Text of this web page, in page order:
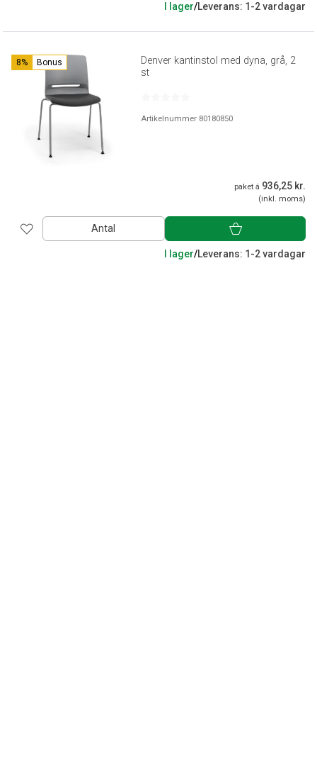
I lager/Leverans: 1-2 vardagar
8% Bonus
Denver kantinstol med dyna, grå, 2
st
Artikelnummer 80180850
paket á 936,25 kr.
(inkl. moms)
Antal
I lager/Leverans: 1-2 vardagar